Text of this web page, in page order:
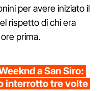
per avere iniziato il
rispetto di chi era
prima.
a San Siro:
interrotto tre volte